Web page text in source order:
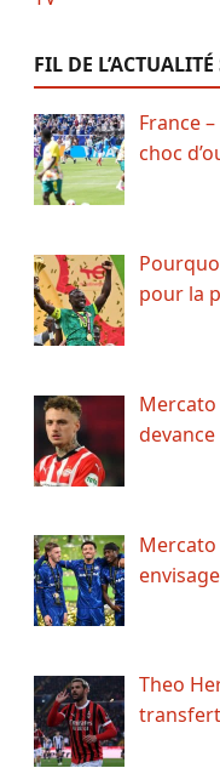
FIL DE
France
choc
pour la
Mercato
devance
Mercato
Theo